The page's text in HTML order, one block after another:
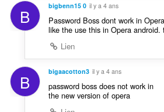
B bigbenn15 0 il y a 4 ans
Password Boss dont work in
like the use this in Opera android.
Lien
B bigaacotton3 il y a 4 ans
password boss does not work in
the new version of opera